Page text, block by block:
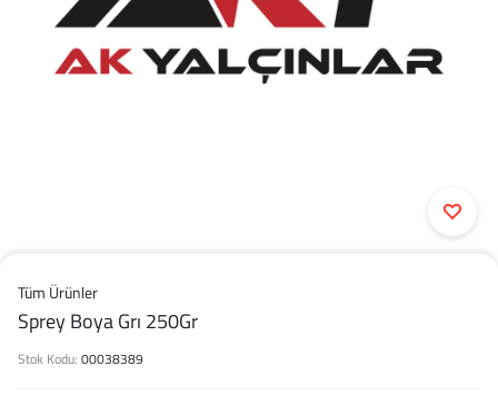
Tüm Ürünler
Sprey Boya Grı 250Gr
Stok Kodu: 00038389